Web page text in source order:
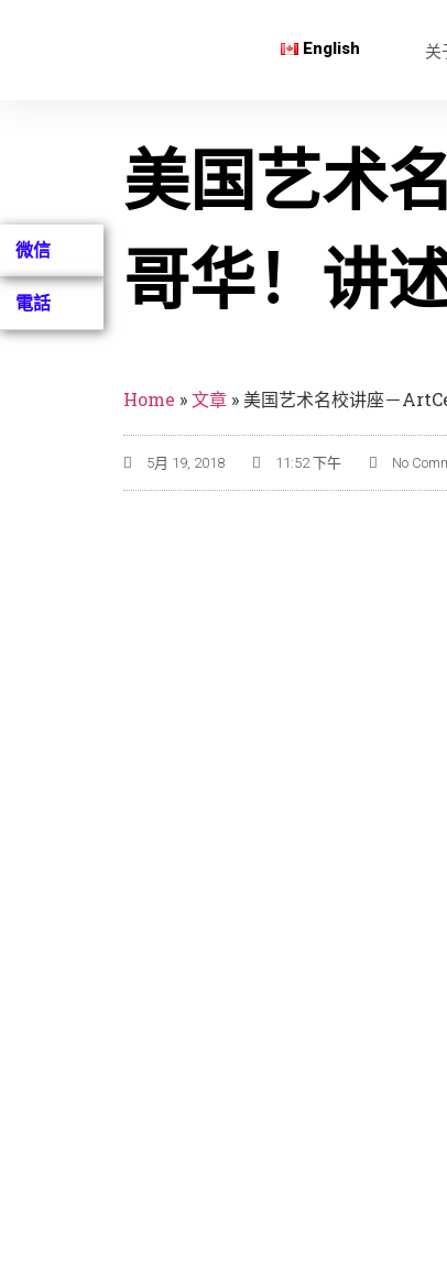
English 关
微信
電話
美国艺术
哥华！讲
Home »文章 » 美国艺术名校讲座－
5月 19, 2018 11:52 下午 No